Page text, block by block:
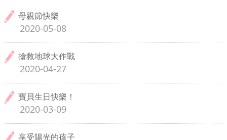
母親節快樂
2020-05-08
搶救地球大作戰
2020-04-27
寶貝生日快樂！
2020-03-09
享受陽光的孩子